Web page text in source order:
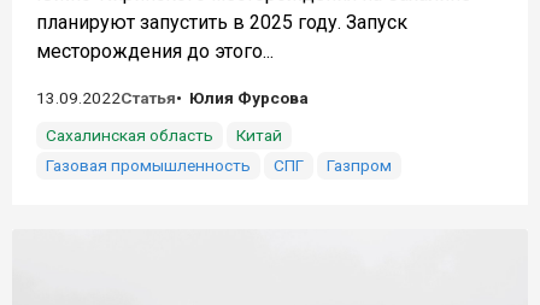
планируют запустить в 2025 году. Запуск
месторождения до этого...
13.09.2022Статья
Юлия Фурсова
Сахалинская область
Китай
Газовая промышленность
СПГ Газпром